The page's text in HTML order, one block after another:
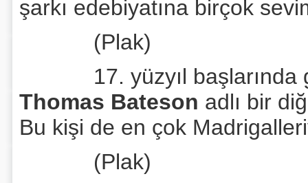
şarkı edebiyatına birçok
(Plak)
17. yüzyıl başlarında
Thomas Bateson adlı bir
Bu kişi de en çok
(Plak)